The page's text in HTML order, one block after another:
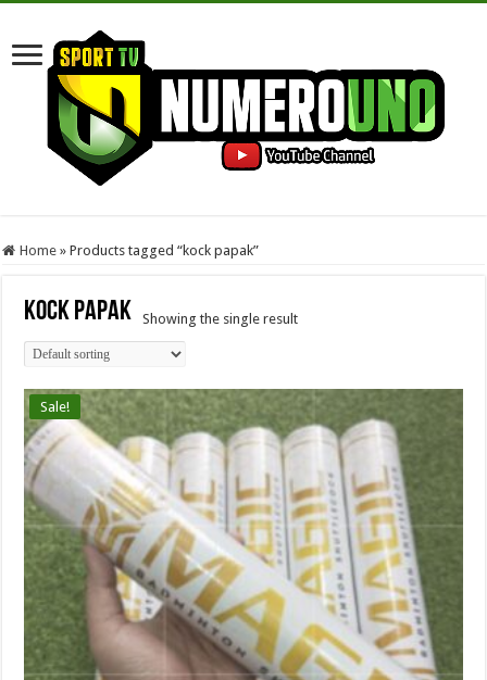
Home » Products tagged “kock papak”
kock papak Showing the single result
Sale!